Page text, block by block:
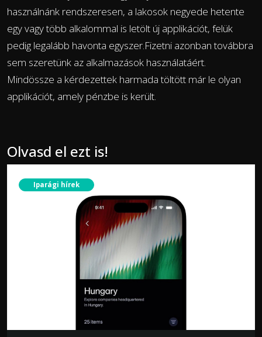
használnánk rendszeresen, a lakosok negyede hetente
egy vagy több alkalommal is letölt új applikációt, felük
pedig legalább havonta egyszer.Fizetni azonban továbbra
sem szeretünk az alkalmazások használatáért.
Mindössze a kérdezettek harmada töltött már le olyan
applikációt, amely pénzbe is került.
Olvasd el ezt is!
Iparági hírek